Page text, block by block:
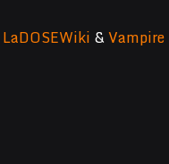
LaDOSEWiki &Vampire